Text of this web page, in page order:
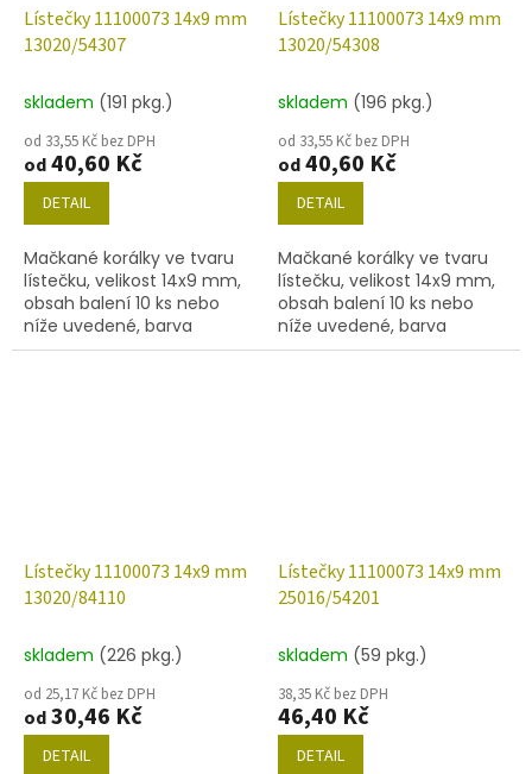
Lístečky 11100073 14x9 mm
13020/54307
skladem (191 pkg.)
od 33,55 Kč bez DPH
od40,60 Kč
DETAIL
Mačkané korálky ve tvaru
lístečku, velikost 14x9 mm,
obsah balení 10 ks nebo
níže uvedené, barva
isabela s dekorem 54307.
Lístečky 11100073 14x9 mm
13020/54308
skladem (196 pkg.)
od 33,55 Kč bez DPH
od40,60 Kč
DETAIL
Mačkané korálky ve tvaru
lístečku, velikost 14x9 mm,
obsah balení 10 ks nebo
níže uvedené, barva
isabela s růžovým zátěrem.
Lístečky 11100073 14x9 mm
13020/84110
skladem (226 pkg.)
od 25,17 Kč bez DPH
od30,46 Kč
DETAIL
Lístečky 11100073 14x9 mm
25016/54201
skladem (59 pkg.)
38,35 Kč bez DPH
46,40 Kč
DETAIL